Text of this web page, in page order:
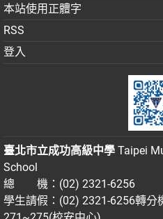
本站使用正體字
RSS
登入
臺北市立成功高級中學 Taipei
School
總 機：(02) 2321-6256
學生請假：(02) 2321-6256轉